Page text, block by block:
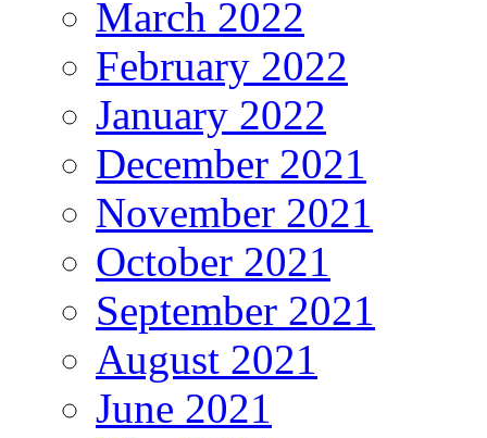
March 2022
February 2022
January 2022
December 2021
November 2021
October 2021
September 2021
August 2021
June 2021